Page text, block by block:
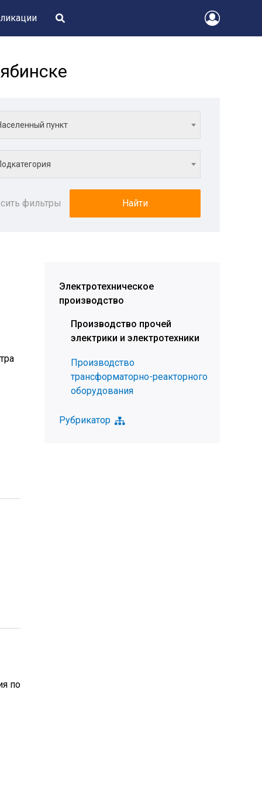
пункт
фильтры
по
Электротехническое
производство
Производство прочей
электрики и электротехники
Производство
трансформаторно-реакторного
оборудования
Рубрикатор